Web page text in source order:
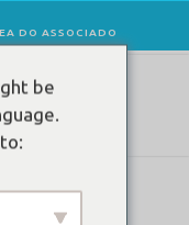
DO ASSOCIADO
be